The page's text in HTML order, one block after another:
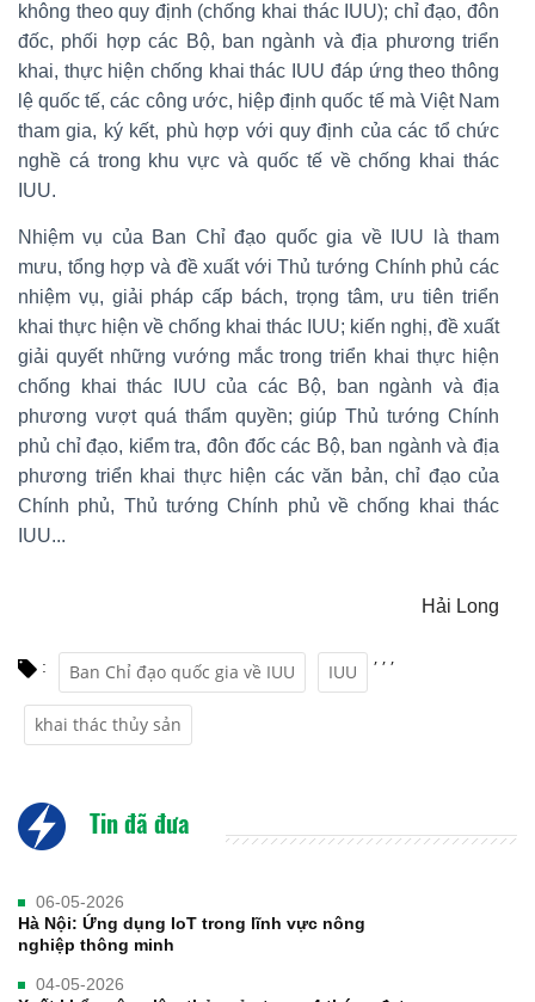
không theo quy định (chống khai thác IUU); chỉ đạo, đôn
đốc, phối hợp các Bộ, ban ngành và địa phương triển
khai, thực hiện chống khai thác IUU đáp ứng theo thông
lệ quốc tế, các công ước, hiệp định quốc tế mà Việt Nam
tham gia, ký kết, phù hợp với quy định của các tổ chức
nghề cá trong khu vực và quốc tế về chống khai thác
IUU.
Nhiệm vụ của Ban Chỉ đạo quốc gia về IUU là tham
mưu, tổng hợp và đề xuất với Thủ tướng Chính phủ các
nhiệm vụ, giải pháp cấp bách, trọng tâm, ưu tiên triển
khai thực hiện về chống khai thác IUU; kiến nghị, đề xuất
giải quyết những vướng mắc trong triển khai thực hiện
chống khai thác IUU của các Bộ, ban ngành và địa
phương vượt quá thẩm quyền; giúp Thủ tướng Chính
phủ chỉ đạo, kiểm tra, đôn đốc các Bộ, ban ngành và địa
phương triển khai thực hiện các văn bản, chỉ đạo của
Chính phủ, Thủ tướng Chính phủ về chống khai thác
IUU...
Hải Long
: Ban Chỉ đạo quốc gia về IUU
,
IUU
,
khai thác thủy sản
,
Tin đã đưa
06-05-2026
Hà Nội: Ứng dụng IoT trong lĩnh vực nông
nghiệp thông minh
04-05-2026